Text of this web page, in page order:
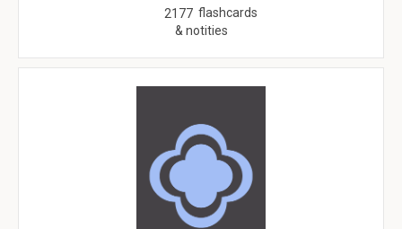
2177 flashcards
& notities